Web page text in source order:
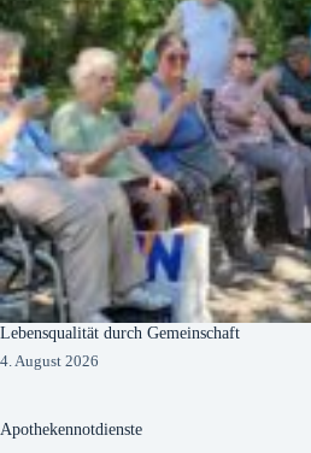
Lebensqualität durch Gemeinschaft
4. August 2026
Apothekennotdienste